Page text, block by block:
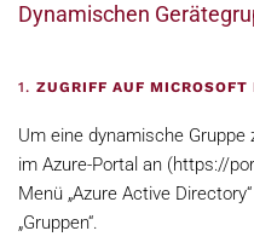
Dynamischen
1. ZUGRIFF AUF MICROSOFT
Um eine dynamische
im Azure-Portal an (https://
Menü „Azure Active
„Gruppen“.